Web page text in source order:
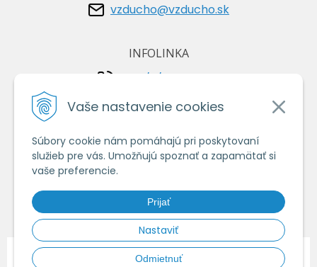
Vaše nastavenie cookies
Súbory cookie nám pomáhajú pri poskytovaní
služieb pre vás. Umožňujú spoznať a zapamätať si
vaše preferencie.
Prijať
Nastaviť
Odmietnuť
vzducho@vzducho.sk
INFOLINKA
+421/2/4464 0134
+421/903 729 042
VŠETKO O NÁKUPE
Obchodné podmienky
Ochrana osobných údajov
Ako nakupovať
© 2026 Vzduchoshop.sk - Váš obchod so vzduchotechnikou • tvorba